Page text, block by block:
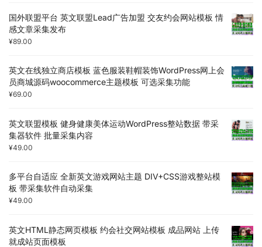
国外联盟平台 英文联盟Lead广告加盟 交友约会网站模板 情
感文章采集发布
¥89.00
英文在线独立商店模板 蓝色服装鞋帽装饰WordPress网上会
员商城源码woocommerce主题模板 可选采集功能
¥69.00
英文联盟模板 健身健康美体运动WordPress整站数据 带采
集器软件 批量采集内容
¥49.00
多平台自适应 全新英文游戏网站主题 DIV+CSS游戏整站模
板 带采集软件自动采集
¥49.00
英文HTML静态网页模板 约会社交网站模板 成品网站 上传
就成站页面模板